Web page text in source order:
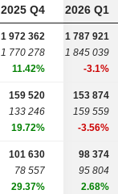
2025 Q4 2026 Q1
1 972 362
1 770 278
11.42%
1 787 921
1 845 039
-3.1%
159 520
133 246
19.72%
153 874
159 559
-3.56%
101 630
78 557
29.37%
98 374
95 804
2.68%